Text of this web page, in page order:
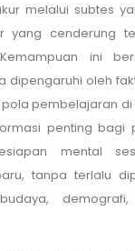
melalui subtes
yang cenderung
ini
dipengaruhi oleh
pembelajaran di
penting bagi
mental
tanpa terlalu